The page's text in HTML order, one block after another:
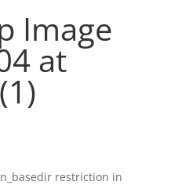
Image
at
restriction in